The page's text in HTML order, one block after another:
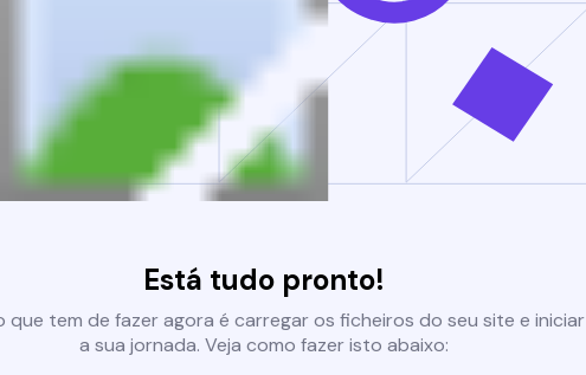
Está tudo pronto!
que tem de fazer agora é carregar os ficheiros do seu site e iniciar
a sua jornada. Veja como fazer isto abaixo: